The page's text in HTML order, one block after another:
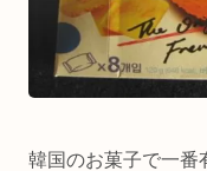
韓国のお菓子で一番